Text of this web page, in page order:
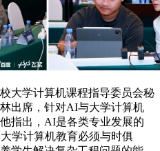
学计算机课程指导委员会秘
出席，针对AI与大学计算机
指出，AI是各类专业发展的
学计算机教育必须与时俱